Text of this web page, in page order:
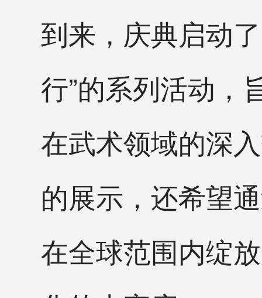
到来，庆典启动
行”的系列活动，
在武术领域的深
的展示，还希望
在全球范围内绽